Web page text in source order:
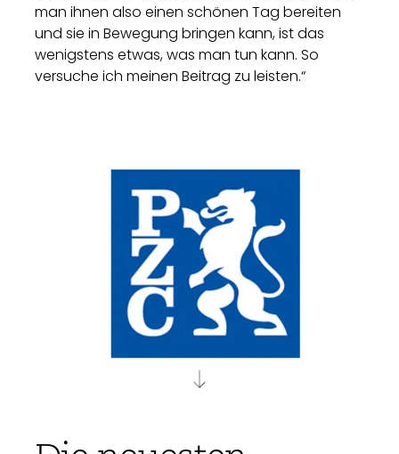
man ihnen also einen schönen Tag bereiten
und sie in Bewegung bringen kann, ist das
wenigstens etwas, was man tun kann. So
versuche ich meinen Beitrag zu leisten.“